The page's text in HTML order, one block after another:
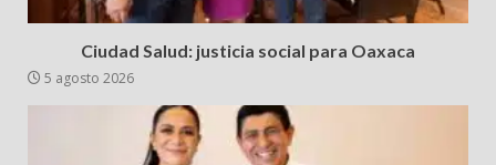
Ciudad Salud: justicia social para Oaxaca
5 agosto 2026